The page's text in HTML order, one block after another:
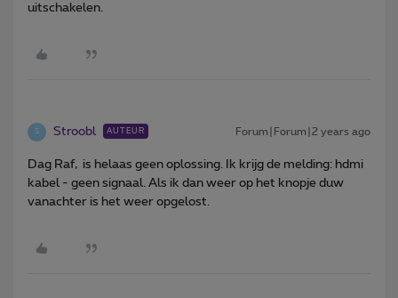
uitschakelen.
S Stroobl AUTEUR Forum|Forum|2 years ago
Dag Raf, is helaas geen oplossing. Ik krijg de melding: hdmi
kabel - geen signaal. Als ik dan weer op het knopje duw
vanachter is het weer opgelost.